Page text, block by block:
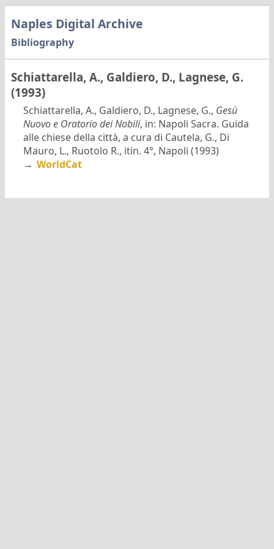
Naples Digital Archive
Bibliography
Schiattarella, A., Galdiero, D., Lagnese, G.
(1993)
Schiattarella, A., Galdiero, D., Lagnese, G., Gesù
Nuovo e Oratorio dei Nobili, in: Napoli Sacra. Guida
alle chiese della città, a cura di Cautela, G., Di
Mauro, L., Ruotolo R., itin. 4°, Napoli (1993)
→ WorldCat